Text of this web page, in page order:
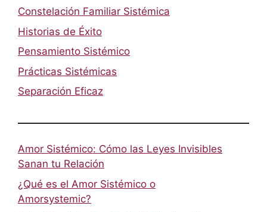
Constelación Familiar Sistémica
Historias de Éxito
Pensamiento Sistémico
Prácticas Sistémicas
Separación Eficaz
Amor Sistémico: Cómo las Leyes Invisibles
Sanan tu Relación
¿Qué es el Amor Sistémico o
Amorsystemic?